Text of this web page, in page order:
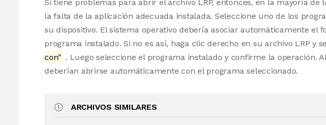
Si tiene problemas para abrir el archivo LRP, entonces, en la mayoría de
la falta de la aplicación adecuada instalada. Seleccione uno de los
su dispositivo. El sistema operativo debería asociar automáticamente el
programa instalado. Si no es así, haga clic derecho en su archivo LRP y
con" . Luego seleccione el programa instalado y confirme la operación.
deberían abrirse automáticamente con el programa seleccionado.
ARCHIVOS SIMILARES